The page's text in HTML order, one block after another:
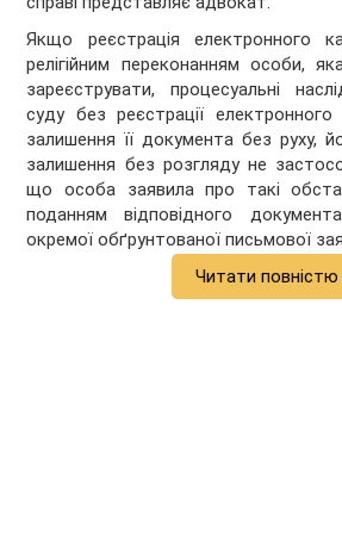
Якщо реєстрація електронного
релігійним переконанням особи,
зареєструвати, процесуальні
суду без реєстрації електронного
залишення її документа без руху,
залишення без розгляду не
що особа заявила про такі
поданням відповідного
окремої обґрунтованої письмової
Читати повністю